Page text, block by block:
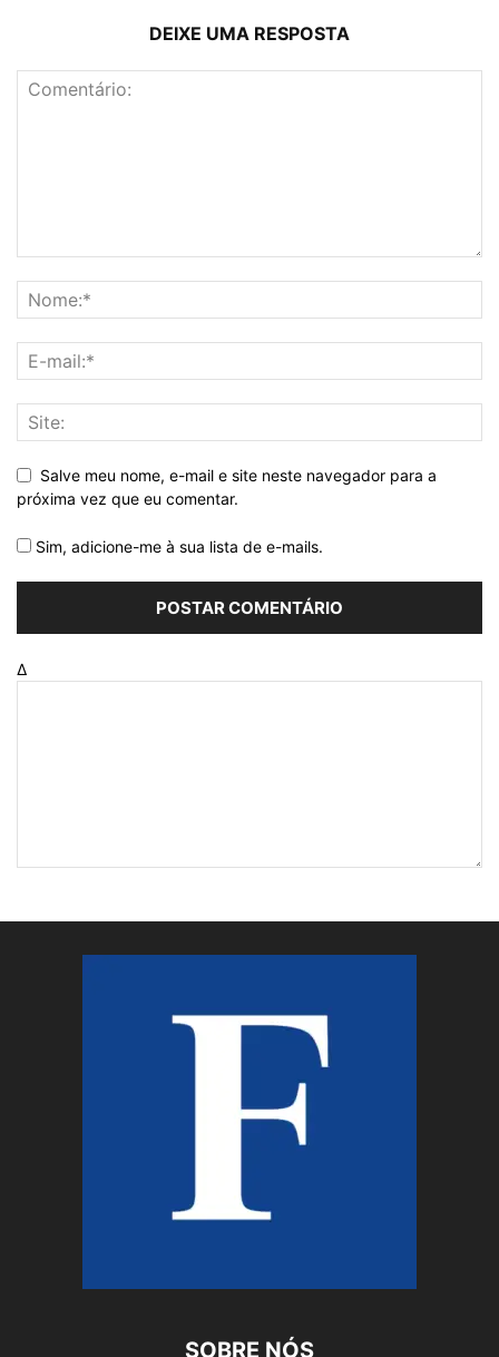
DEIXE UMA RESPOSTA
Salve meu nome, e-mail e site neste navegador para a
próxima vez que eu comentar.
Sim, adicione-me à sua lista de e-mails.
Δ
SOBRE NÓS